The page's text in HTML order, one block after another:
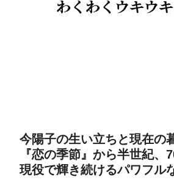
今陽子の生い立ちと現在の
『恋の季節』から半世紀、
現役で輝き続けるパワフル